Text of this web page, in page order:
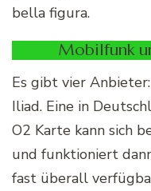
bella figura.
Mobilfunk
Es gibt vier
Iliad. Eine in
O2 Karte kann sich
und funktioniert
fast überall